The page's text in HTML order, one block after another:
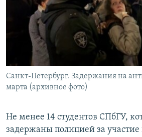
ПОДПИШИТЕСЬ НА РАССЫЛКУ
СОЦИАЛЬНЫЕ СЕТИ
Санкт-Петербург. Задержания на
марта (архивное фото)
Не менее 14 студентов СПбГУ,
задержаны полицией за